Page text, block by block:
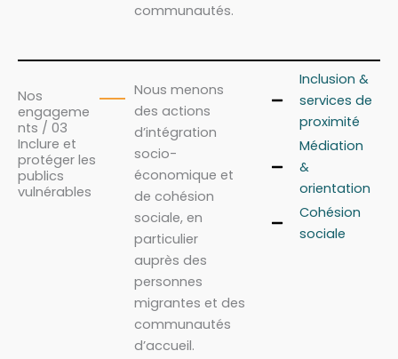
communautés.
Nos
engageme
nts / 03
Inclure et
protéger les
publics
vulnérables
Nous menons
des actions
d’intégration
socio-
économique et
de cohésion
sociale, en
particulier
auprès des
personnes
migrantes et des
communautés
d’accueil.
Inclusion &
services de
proximité
Médiation
&
orientation
Cohésion
sociale